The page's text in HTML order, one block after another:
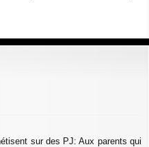
sur des PJ: Aux parents qui